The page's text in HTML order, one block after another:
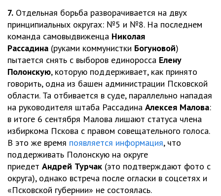
7. Отдельная борьба разворачивается на двух
принципиальных округах: №5 и №8. На последнем
команда самовыдвиженца Николая
Рассадина (руками коммунистки Богуновой)
пытается снять с выборов единоросса Елену
Полонскую, которую поддерживает, как принято
говорить, одна из башен администрации Псковской
области. Та отбивается в суде, параллельно нападая
на руководителя штаба Рассадина Алексея Малова:
в итоге 6 сентября Малова лишают статуса члена
избиркома Пскова с правом совещательного голоса.
В это же время появляется информация, что
поддерживать Полонскую на округе
приедет Андрей Турчак (это подтверждают фото с
округа), однако встреча после огласки в соцсетях и
«Псковской губернии» не состоялась.